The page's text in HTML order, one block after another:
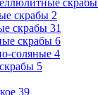
скрабы
скрабы 2
скрабы 31
скрабы 6
соляные 4
5
39